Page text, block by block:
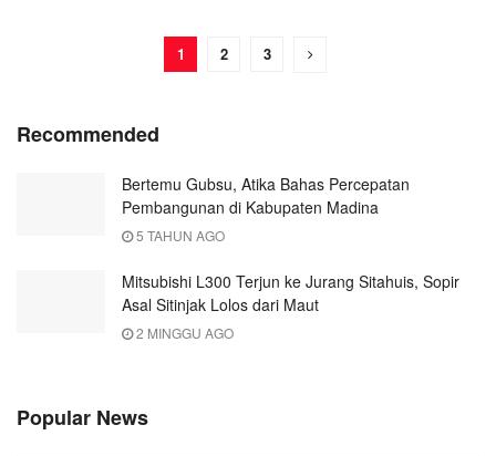
1 2 3
Recommended
Bertemu Gubsu, Atika Bahas Percepatan
Pembangunan di Kabupaten Madina
5 TAHUN AGO
Mitsubishi L300 Terjun ke Jurang Sitahuis, Sopir
Asal Sitinjak Lolos dari Maut
2 MINGGU AGO
Popular News